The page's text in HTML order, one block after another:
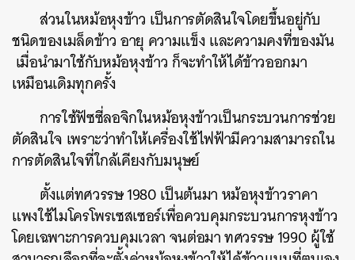
ส่วนในหม้อหุงข้าว เป็นการตัดสินใจโดยขึ้นอยู่กับ
ชนิดของเมล็ดข้าว อายุ ความแข็ง และความคงที่ของมัน
เมื่อนำมาใช้กับหม้อหุงข้าว ก็จะทำให้ได้ข้าวออกมา
เหมือนเดิมทุกครั้ง
การใช้ฟัซซี่ลอจิกในหม้อหุงข้าวเป็นกระบวนการช่วย
ตัดสินใจ เพราะว่าทำให้เครื่องใช้ไฟฟ้ามีความสามารถใน
การตัดสินใจที่ใกล้เคียงกับมนุษย์
ตั้งแต่ทศวรรษ 1980 เป็นต้นมา หม้อหุงข้าวราคา
แพงใช้ไมโครโพรเซสเซอร์เพื่อควบคุมกระบวนการหุงข้าว
โดยเฉพาะการควบคุมเวลา จนต่อมา ทศวรรษ 1990 ผู้ใช้